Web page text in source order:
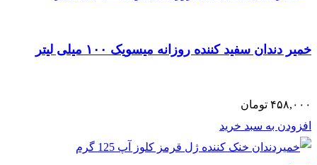
خمیر دندان سفید کننده روزانه میسویک ۱۰۰ میلی لیتر
۴۵۸,۰۰۰ تومان
افزودن به سبد خرید